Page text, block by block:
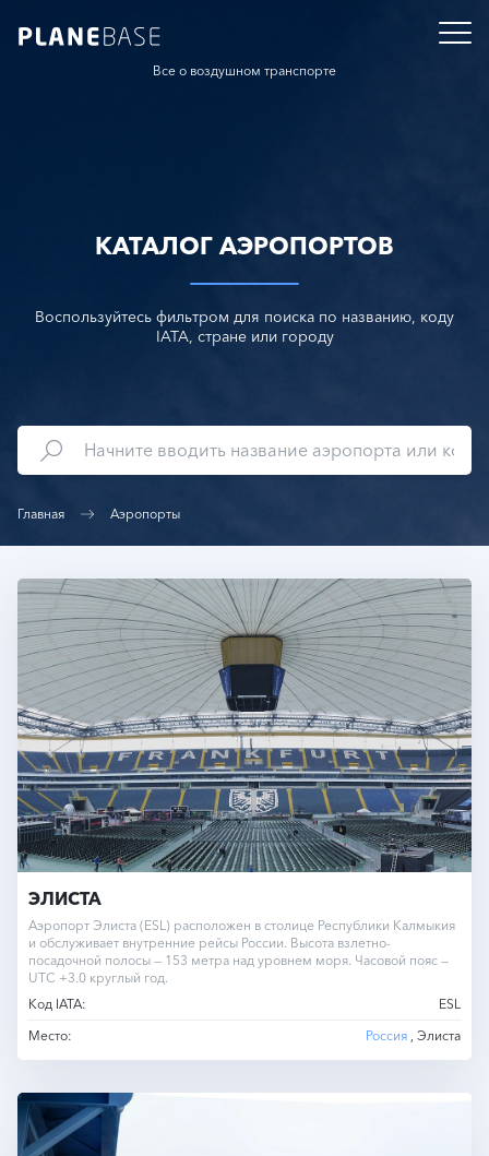
Все о воздушном транспорте
КАТАЛОГ АЭРОПОРТОВ
Воспользуйтесь фильтром для поиска по названию, коду
IATA, стране или городу
Главная Аэропорты
ЭЛИСТА
Аэропорт Элиста (ESL) расположен в столице Республики Калмыкия
и обслуживает внутренние рейсы России. Высота взлетно-
посадочной полосы — 153 метра над уровнем моря. Часовой пояс —
UTC +3.0 круглый год.
Код IATA:
ESL
Место:
Россия , Элиста